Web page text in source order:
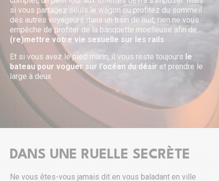
si vous partagez seuls le wagon ou profitez du sommeil
des autres voyageurs dans un train de nuit, rien ne vous
empêche de profiter de la banquette moelleuse afin de
(re)mettre votre vie sexuelle sur les rails.
Et si vous avez le pied marin, il vous reste toujours le
bateau pour voguer sur l’océan du désir et prendre le
large à deux.
DANS UNE RUELLE SECRÈTE
Ne vous êtes-vous jamais dit en vous baladant en ville